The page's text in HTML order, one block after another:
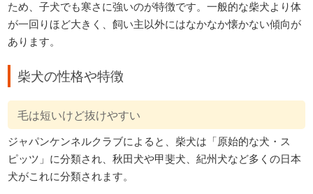
ため、子犬でも寒さに強いのが特徴です。一般的な柴犬より体
が一回りほど大きく、飼い主以外にはなかなか懐かない傾向が
あります。
柴犬の性格や特徴
毛は短いけど抜けやすい
ジャパンケンネルクラブによると、柴犬は「原始的な犬・ス
ピッツ」に分類され、秋田犬や甲斐犬、紀州犬など多くの日本
犬がこれに分類されます。